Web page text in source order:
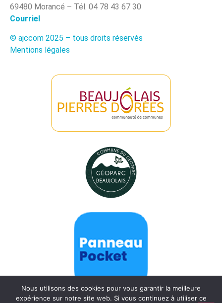
69480 Morancé – Tél. 04 78 43 67 30
Courriel
© ajccom 2025 – tous droits réservés
Mentions légales
Nous utilisons des cookies pour vous garantir la meilleure
expérience sur notre site web. Si vous continuez à utiliser ce